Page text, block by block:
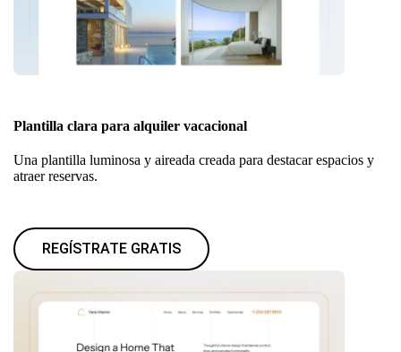
Plantilla clara para alquiler vacacional
Una plantilla luminosa y aireada creada para destacar espacios y
atraer reservas.
REGÍSTRATE GRATIS